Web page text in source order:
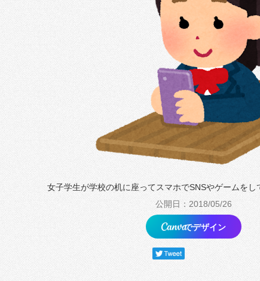
女子学生が学校の机に座ってスマホでSNSやゲームをし
公開日：2018/05/26
でデザイン